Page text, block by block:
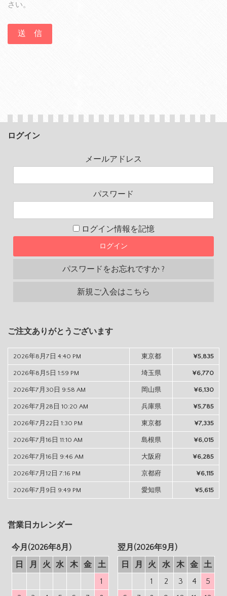
さい。
ログイン
メールアドレス
パスワード
ログイン情報を記憶
パスワードをお忘れですか ?
新規ご入会はこちら
ご注文ありがとうございます
2026年8月7日 4:40 PM 東京都 ¥5,835
2026年8月5日 1:59 PM 埼玉県 ¥6,770
2026年7月30日 9:58 AM 岡山県 ¥6,130
2026年7月28日 10:20 AM 兵庫県 ¥5,785
2026年7月22日 1:30 PM 東京都 ¥7,335
2026年7月16日 11:10 AM 島根県 ¥6,015
2026年7月16日 9:46 AM 大阪府 ¥6,285
2026年7月12日 7:16 PM 京都府 ¥6,115
2026年7月9日 9:49 PM 愛知県 ¥5,615
営業日カレンダー
今月(2026年8月)
日
月 火 水 木 金
土
1
翌月(2026年9月)
日
月 火 水 木 金
土
1
2 3 4
5